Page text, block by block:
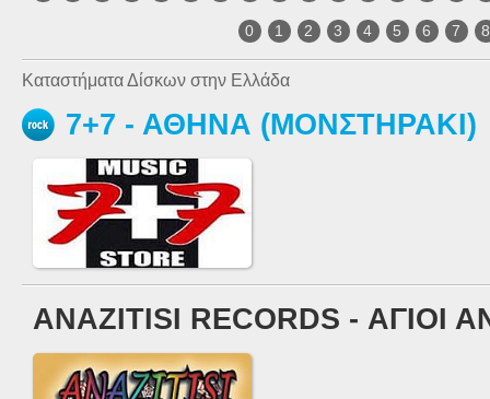
0 1 2 3 4 5 6 7 8
Καταστήματα Δίσκων στην Ελλάδα
7+7 - ΑΘΗΝΑ (ΜΟΝΣΤΗΡΑΚΙ)
ANAZITISI RECORDS - ΑΓΙΟΙ